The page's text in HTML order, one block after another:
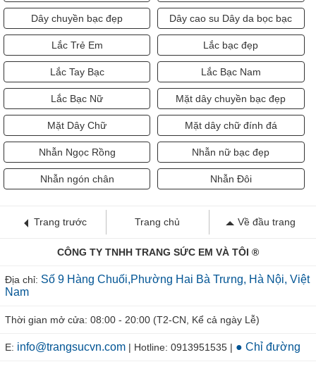
Dây chuyền bạc đẹp Dây cao su Dây da bọc bạc
Lắc Trẻ Em Lắc bạc đẹp
Lắc Tay Bạc Lắc Bạc Nam
Lắc Bạc Nữ Mặt dây chuyền bạc đẹp
Mặt Dây Chữ Mặt dây chữ đính đá
Nhẫn Ngọc Rồng Nhẫn nữ bạc đẹp
Nhẫn ngón chân Nhẫn Đôi
Trang trước Trang chủ Về đầu trang
CÔNG TY TNHH TRANG SỨC EM VÀ TÔI ®
Địa chỉ: Số 9 Hàng Chuối,Phường Hai Bà Trưng, Hà Nội, Việt
Nam
Thời gian mở cửa: 08:00 - 20:00 (T2-CN, Kể cả ngày Lễ)
E: info@trangsucvn.com | Hotline: 0913951535 | ● Chỉ đường